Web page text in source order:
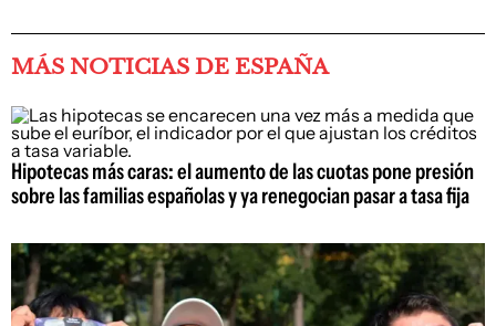
MÁS NOTICIAS DE ESPAÑA
Hipotecas más caras: el aumento de las cuotas pone presión
sobre las familias españolas y ya renegocian pasar a tasa fija